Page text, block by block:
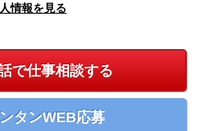
情報を見る
で仕事相談する
タンWEB応募